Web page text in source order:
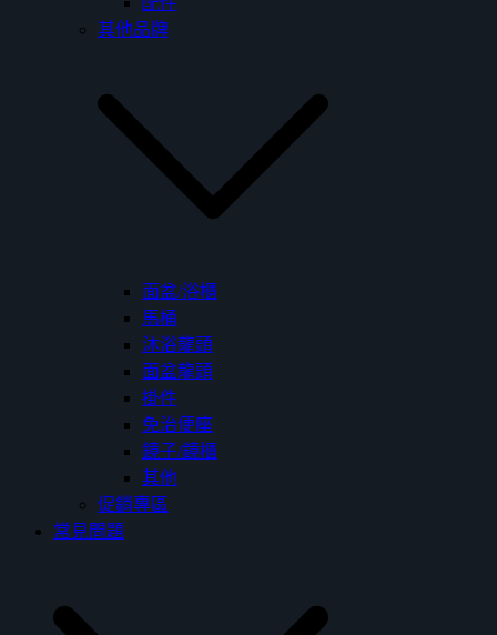
其他品牌
面盆/浴櫃
馬桶
沐浴龍頭
面盆龍頭
掛件
免治便座
鏡子/鏡櫃
其他
促銷專區
常見問題